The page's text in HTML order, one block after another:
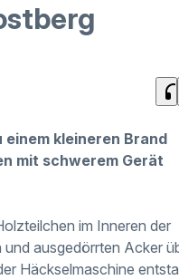
headphones
kleineren Brand
mit schwerem Gerät
im Inneren der
ausgedörrten Acker
Häckselmaschine